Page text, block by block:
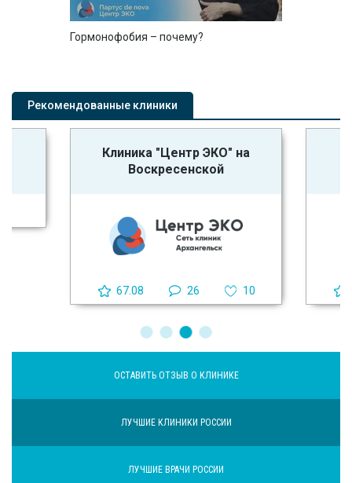
Гормонофобия – почему?
Рекомендованные клиники
Клиника "Центр ЭКО" на
Воскресенской
67.08 26 10
ОСТАВИТЬ ОТЗЫВ О КЛИНИКЕ
ЛУЧШИЕ КЛИНИКИ РОССИИ
ЛУЧШИЕ ВРАЧИ РОССИИ